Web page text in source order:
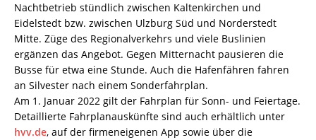
Nachtbetrieb stündlich zwischen Kaltenkirchen und
Eidelstedt bzw. zwischen Ulzburg Süd und Norderstedt
Mitte. Züge des Regionalverkehrs und viele Buslinien
ergänzen das Angebot. Gegen Mitternacht pausieren die
Busse für etwa eine Stunde. Auch die Hafenfähren fahren
an Silvester nach einem Sonderfahrplan.
Am 1. Januar 2022 gilt der Fahrplan für Sonn- und Feiertage.
Detaillierte Fahrplanauskünfte sind auch erhältlich unter
hvv.de, auf der firmeneigenen App sowie über die